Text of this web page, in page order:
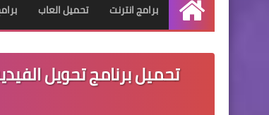
الرئيسية
برامج انترنت تحميل العاب